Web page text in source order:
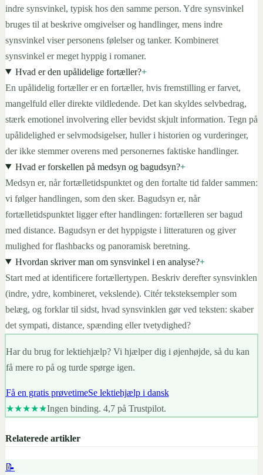
indre synsvinkel, typisk hos den samme person. Ydre synsvinkel
bruges til at beskrive omgivelser og handlinger, mens indre
synsvinkel viser personens følelser og tanker. Kombineret
synsvinkel er meget hyppig i romaner.
Hvad er den upålidelige fortæller?+
En upålidelig fortæller er en fortæller, hvis fremstilling er farvet,
mangelfuld eller direkte vildledende. Det kan skyldes selvbedrag,
stærk emotionel involvering eller bevidst skjult information. Tegn på
upålidelighed er selvmodsigelser, huller i historien og vurderinger,
der ikke stemmer overens med personernes faktiske handlinger.
Hvad er forskellen på medsyn og bagudsyn?+
Medsyn er, når fortælletidspunktet og den fortalte tid falder sammen:
vi følger handlingen, som den sker. Bagudsyn er, når
fortælletidspunktet ligger efter handlingen: fortælleren ser bagud
med distance. Bagudsyn er det hyppigste i litteraturen og giver
mulighed for flashbacks og panoramisk beretning.
Hvordan skriver man om synsvinkel i en analyse?+
Start med at identificere fortællertypen. Beskriv derefter synsvinklen
(indre, ydre, kombineret, vekslende). Citér teksteksempler som
belæg, og forklar til sidst, hvad synsvinklen gør ved teksten: skaber
det sympati, distance, spænding eller tvetydighed?
Har du brug for lektiehjælp? Vi hjælper dig i øjenhøjde, så du kan
få mere ro på og turde spørge igen.
Få en gratis prøvetimeSe lektiehjælp i dansk
★★★★★Ingen binding. 4,7 på Trustpilot.
Relaterede artikler
📝